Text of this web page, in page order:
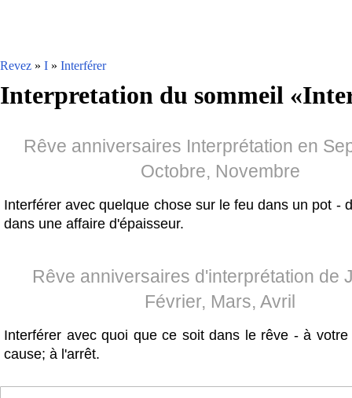
Revez » I » Interférer
Interpretation du sommeil «
Rêve anniversaires Interprétation en
Octobre, Novembre
Interférer avec quelque chose sur le feu dans un pot -
dans une affaire d'épaisseur.
Rêve anniversaires d'interprétation de
Février, Mars, Avril
Interférer avec quoi que ce soit dans le rêve - à votre
cause; à l'arrêt.